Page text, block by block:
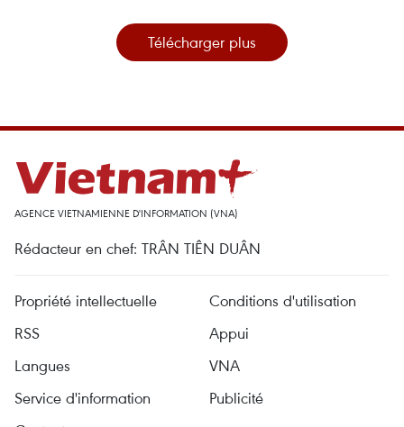
Télécharger plus
AGENCE VIETNAMIENNE D'INFORMATION (VNA)
Rédacteur en chef: TRÂN TIÊN DUÂN
Propriété intellectuelle
Conditions d'utilisation
RSS
Appui
Langues
VNA
Service d'information
Publicité